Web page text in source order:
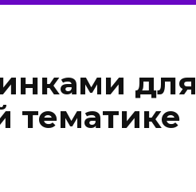
для
тематике